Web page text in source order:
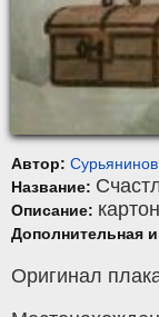
Автор:
Название:
Описание: картон
Дополнительная
Оригинал